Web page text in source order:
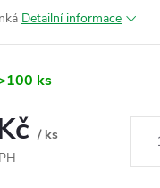
Detailní informace
ks
/ ks